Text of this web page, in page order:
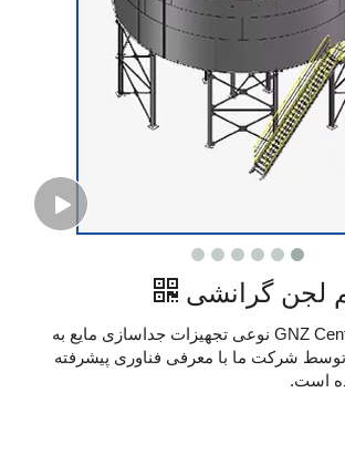
لجن گرانشی
GNZ Center Drive Flickerer نوعی تجهیزات جداسازی مایع به
شرکت ما با معرفی فناوری پیشرفته
است.